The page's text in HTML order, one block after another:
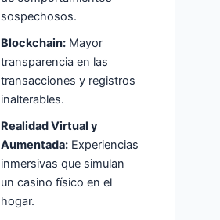
sospechosos.
Blockchain:Mayor
transparencia en las
transacciones y registros
inalterables.
Realidad Virtual y
Aumentada:Experiencias
inmersivas que simulan
un casino físico en el
hogar.